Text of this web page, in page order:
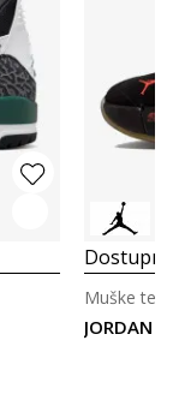
JORDAN
Muške